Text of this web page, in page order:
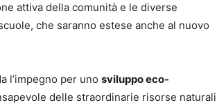
attiva della comunità e le diverse
che saranno estese anche al nuovo
l’impegno per uno sviluppo eco-
delle straordinarie risorse naturali